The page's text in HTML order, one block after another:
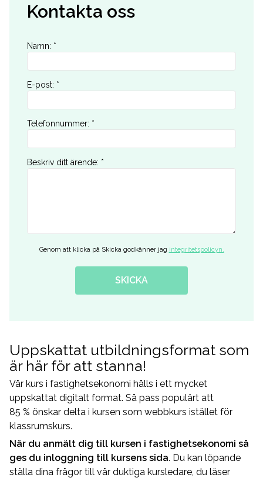
Kontakta oss
Namn: *
E-post: *
Telefonnummer: *
Beskriv ditt ärende: *
Genom att klicka på Skicka godkänner jag integritetspolicyn.
SKICKA
Uppskattat utbildningsformat som
är här för att stanna!
Vår kurs i fastighetsekonomi hålls i ett mycket
uppskattat digitalt format. Så pass populärt att
85 % önskar delta i kursen som webbkurs istället för
klassrumskurs.
När du anmält dig till kursen i fastighetsekonomi så
ges du inloggning till kursens sida. Du kan löpande
ställa dina frågor till vår duktiga kursledare, du läser